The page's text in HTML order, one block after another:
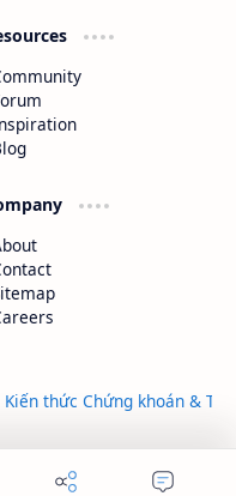
thức Chứng khoán & Tài